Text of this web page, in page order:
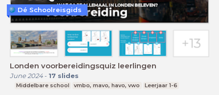
Londen voorbereidingsquiz leerlingen
June 2024- 17 slides
Middelbare school vmbo, mavo, havo, vwo Leerjaar 1-6
Dé Schoolreisgids